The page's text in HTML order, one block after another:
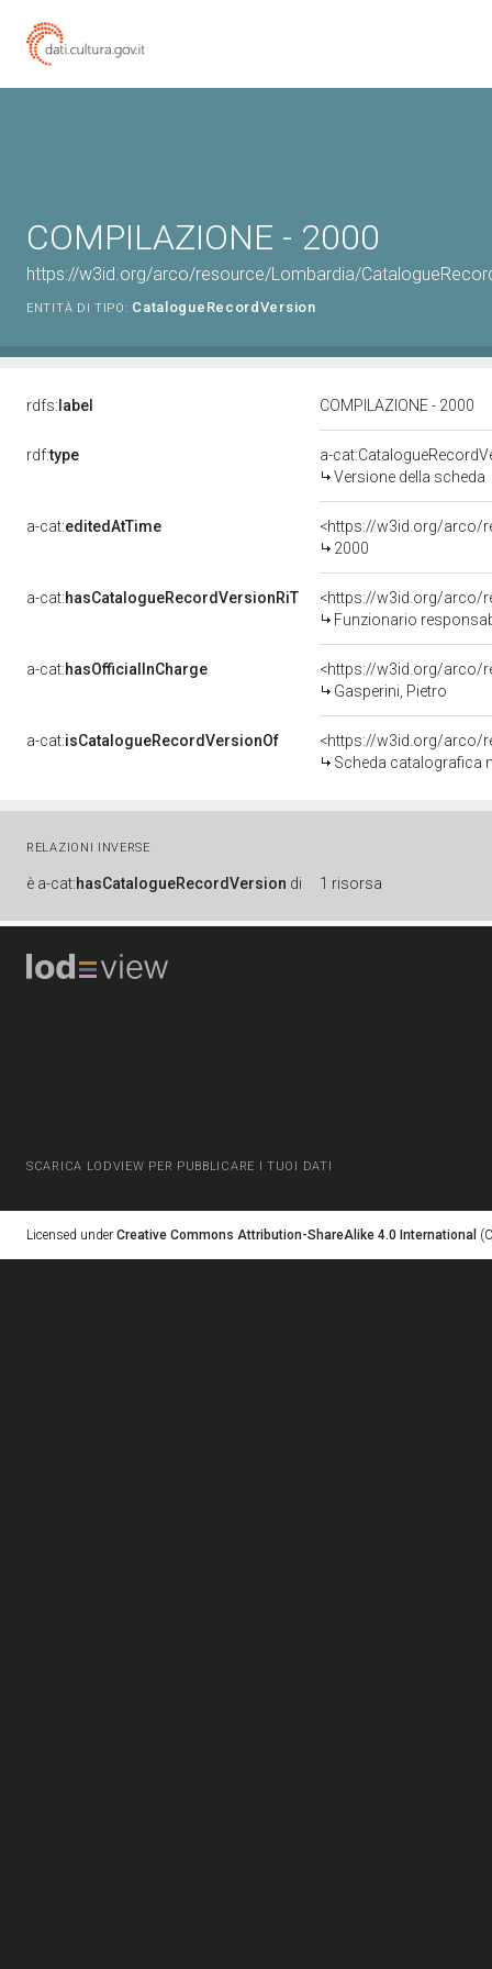
COMPILAZIONE - 2000
https://w3id.org/arco/resource/Lombardia/
ENTITÀ DI TIPO: CatalogueRecordVersion
rdfs: label COMPILAZIONE - 2000
rdf:type
a-
Versione della scheda
a-cat:editedAtTime
<https://w3id.org/arco/
2000
a-cat:hasCatalogueRecordVersionRiT
Funzionario
a-cat:hasOfficialInCharge
<https://w3id.org/arco/
Gasperini, Pietro
a-cat:isCatalogueRecordVersionOf
<https://w3id.org/arco/
Scheda catalografica
RELAZIONI INVERSE
è a-cat:hasCatalogueRecordVersion di 1 risorsa
SCARICA LODVIEW PER PUBBLICARE I TUOI DATI
Licensed under Creative Commons Attribution-ShareAlike 4.0 International